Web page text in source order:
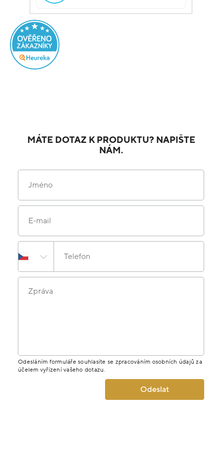
MÁTE DOTAZ K PRODUKTU? NAPIŠTE
NÁM.
Jméno
E-mail
Telefon
Zpráva
Odesláním formuláře souhlasíte se zpracováním osobních údajů za
účelem vyřízení vašeho dotazu.
Odeslat